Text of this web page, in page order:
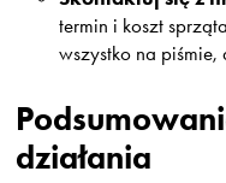
termin i koszt
wszystko na
działania